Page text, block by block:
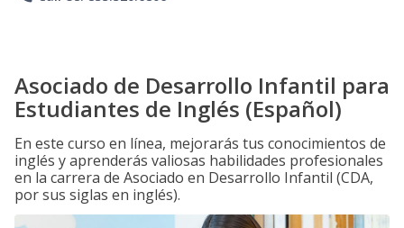
Asociado de Desarrollo Infantil para
Estudiantes de Inglés (Español)
En este curso en línea, mejorarás tus conocimientos de
inglés y aprenderás valiosas habilidades profesionales
en la carrera de Asociado en Desarrollo Infantil (CDA,
por sus siglas en inglés).